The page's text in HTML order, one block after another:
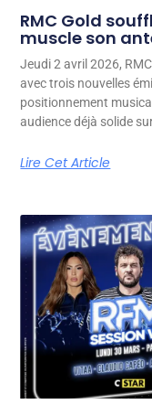
RMC Gold
muscle son
Jeudi 2 avril 2026,
avec trois nouvelles
positionnement
audience déjà solide
Lire Cet Article